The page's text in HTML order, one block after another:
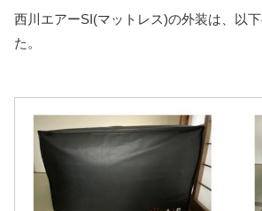
西川エアーSI(マットレス)の外装は、以
た。